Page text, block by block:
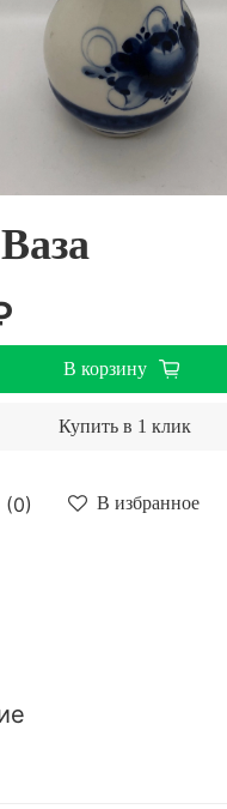
(0) В избранное
В корзину
Купить в 1 клик